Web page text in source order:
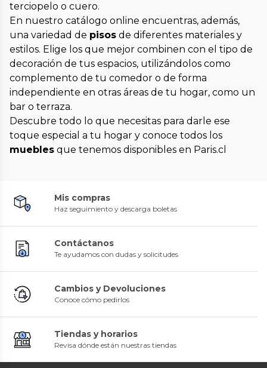
terciopelo o cuero.
En nuestro catálogo online encuentras, además,
una variedad de pisos de diferentes materiales y
estilos. Elige los que mejor combinen con el tipo de
decoración de tus espacios, utilizándolos como
complemento de tu comedor o de forma
independiente en otras áreas de tu hogar, como un
bar o terraza.
Descubre todo lo que necesitas para darle ese
toque especial a tu hogar y conoce todos los
muebles que tenemos disponibles en Paris.cl
Mis compras
Haz seguimiento y descarga boletas
Contáctanos
Te ayudamos con dudas y solicitudes
Cambios y Devoluciones
Conoce cómo pedirlos
Tiendas y horarios
Revisa dónde están nuestras tiendas